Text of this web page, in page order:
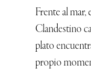
Frente al mar,
Clandestino
plato
propio